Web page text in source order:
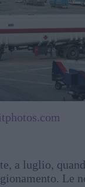
a luglio,
Le